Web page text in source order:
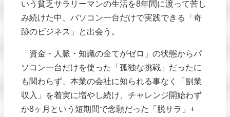
いう貧乏サラリーマンの生活を8年間に渡って苦し
み続けた中、パソコン一台だけで実践できる「奇
跡のビジネス」と出会う。
「資金・人脈・知識の全てがゼロ」の状態からパ
ソコン一台だけを使った「孤独な挑戦」だったに
も関わらず、本業の会社に知られる事なく「副業
収入」を着実に増やし続け、チャレンジ開始わず
か8ヶ月という短期間で念願だった「脱サラ」+